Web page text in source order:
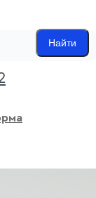
Найти